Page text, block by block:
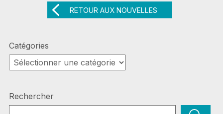
RETOUR AUX NOUVELLES
Catégories
Catégories
Rechercher